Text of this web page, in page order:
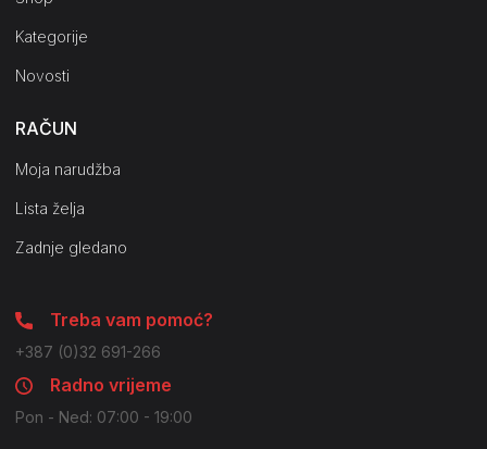
Kategorije
Novosti
RAČUN
Moja narudžba
Lista želja
Zadnje gledano
Treba vam pomoć?
+387 (0)32 691-266
Radno vrijeme
Pon - Ned: 07:00 - 19:00